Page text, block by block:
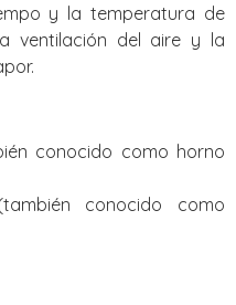
y la temperatura de
ventilación del aire y la
conocido como horno
conocido como